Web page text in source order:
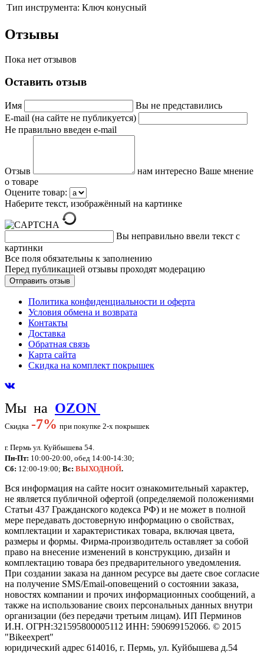
Тип инструмента: Ключ конусный
Отзывы
Пока нет отзывов
Оставить отзыв
Имя
Вы не представились
E-mail (на сайте не публикуется)
Не правильно введен e-mail
Отзыв
нам интересно Ваше мнение
о товаре
Оцените товар:
Наберите текст, изображённый на картинке
Вы неправильно ввели текст с
картинки
Все поля обязательны к заполнению
Перед публикацией отзывы проходят модерацию
Политика конфиденциальности и оферта
Условия обмена и возврата
Контакты
Доставка
Обратная связь
Карта сайта
Скидка на комплект покрышек
Мы на OZON
Скидка -7% при покупке 2-х покрышек
г. Пермь ул. Куйбышева 54.
Пн-Пт: 10:00-20:00, обед 14:00-14:30;
Сб: 12:00-19:00; Вс: ВЫХОДНОЙ.
Вся информация на сайте носит ознакомительный характер,
не является публичной офертой (определяемой положениями
Статьи 437 Гражданского кодекса РФ) и не может в полной
мере передавать достоверную информацию о свойствах,
комплектации и характеристиках товара, включая цвета,
размеры и формы. Фирма-производитель оставляет за собой
право на внесение изменений в конструкцию, дизайн и
комплектацию товара без предварительного уведомления.
При создании заказа на данном ресурсе вы даете свое согласие
на получение SMS/Email-оповещений о состоянии заказа,
новостях компании и прочих информационных сообщений, а
также на использование своих персональных данных внутри
организации (без передачи третьим лицам). ИП Перминов
И.Н. ОГРН:321595800005112 ИНН: 590699152066. © 2015
"Bikeexpert"
юридический адрес 614016, г. Пермь, ул. Куйбышева д.54